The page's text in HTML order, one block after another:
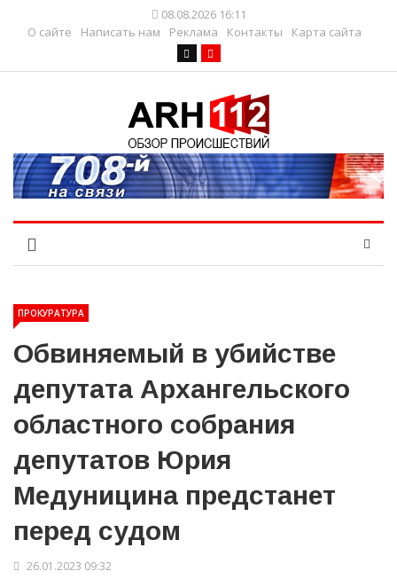
08.08.2026 16:11
О сайте
Написать нам Реклама Контакты Карта сайта
ПРОКУРАТУРА
Обвиняемый в убийстве
депутата Архангельского
областного собрания
депутатов Юрия
Медуницина предстанет
перед судом
26.01.2023 09:32